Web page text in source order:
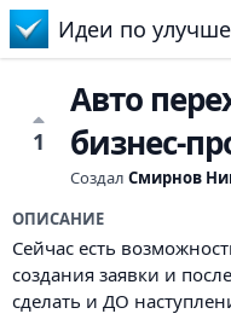
Идеи по
1
Авто
бизнес-
Создал Смирнов
ОПИСАНИЕ
Сейчас есть
создания заявки и
сделать и ДО